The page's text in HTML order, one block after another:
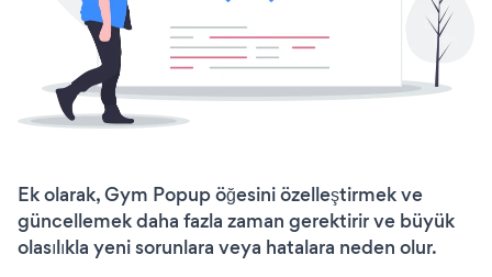
Ek olarak, Gym Popup öğesini özelleştirmek ve
güncellemek daha fazla zaman gerektirir ve büyük
olasılıkla yeni sorunlara veya hatalara neden olur.